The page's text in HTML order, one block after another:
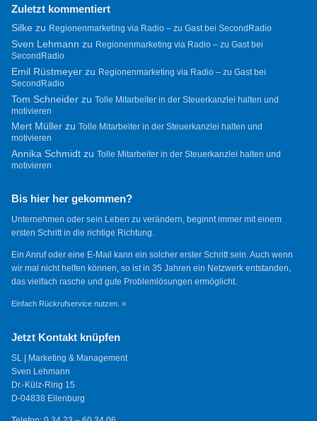
Zuletzt kommentiert
Silkezu Regionenmarketing via Radio – zu Gast bei SecondRadio
Sven Lehmann zu Regionenmarketing via Radio – zu Gast bei
SecondRadio
Emil Rüstmeyerzu Regionenmarketing via Radio – zu Gast bei
SecondRadio
Tom Schneiderzu Tolle Mitarbeiter in der Steuerkanzlei halten und
motivieren
Mert Müllerzu Tolle Mitarbeiter in der Steuerkanzlei halten und
motivieren
Annika Schmidtzu Tolle Mitarbeiter in der Steuerkanzlei halten und
motivieren
Bis hier her gekommen?
Unternehmen oder sein Leben zu verändern, beginnt immer mit einem
ersten Schritt in die richtige Richtung.
Ein Anruf oder eine E-Mail kann ein solcher erster Schritt sein. Auch wenn
wir mal nicht helfen können, so ist in 35 Jahren ein Netzwerk entstanden,
das vielfach rasche und gute Problemlösungen ermöglicht.
Einfach Rückrufservice nutzen. »
Jetzt Kontakt knüpfen
SL | Marketing & Management
Sven Lehmann
Dr.-Külz-Ring 15
D-04838 Eilenburg